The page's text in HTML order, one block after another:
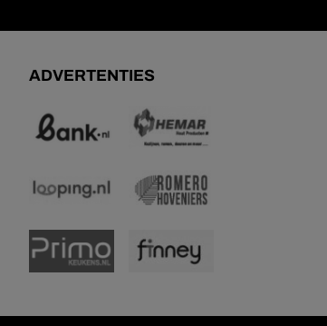
ADVERTENTIES